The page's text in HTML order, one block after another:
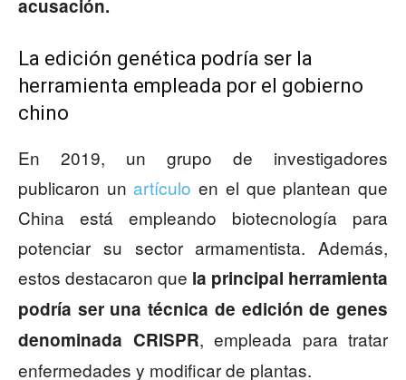
acusación.
La edición genética podría ser la
herramienta empleada por el gobierno
chino
En 2019, un grupo de investigadores
publicaron unartículo en el que plantean que
China está empleando biotecnología para
potenciar su sector armamentista. Además,
estos destacaron que la principal herramienta
podría ser una técnica de edición de genes
denominada CRISPR, empleada para tratar
enfermedades y modificar de plantas.